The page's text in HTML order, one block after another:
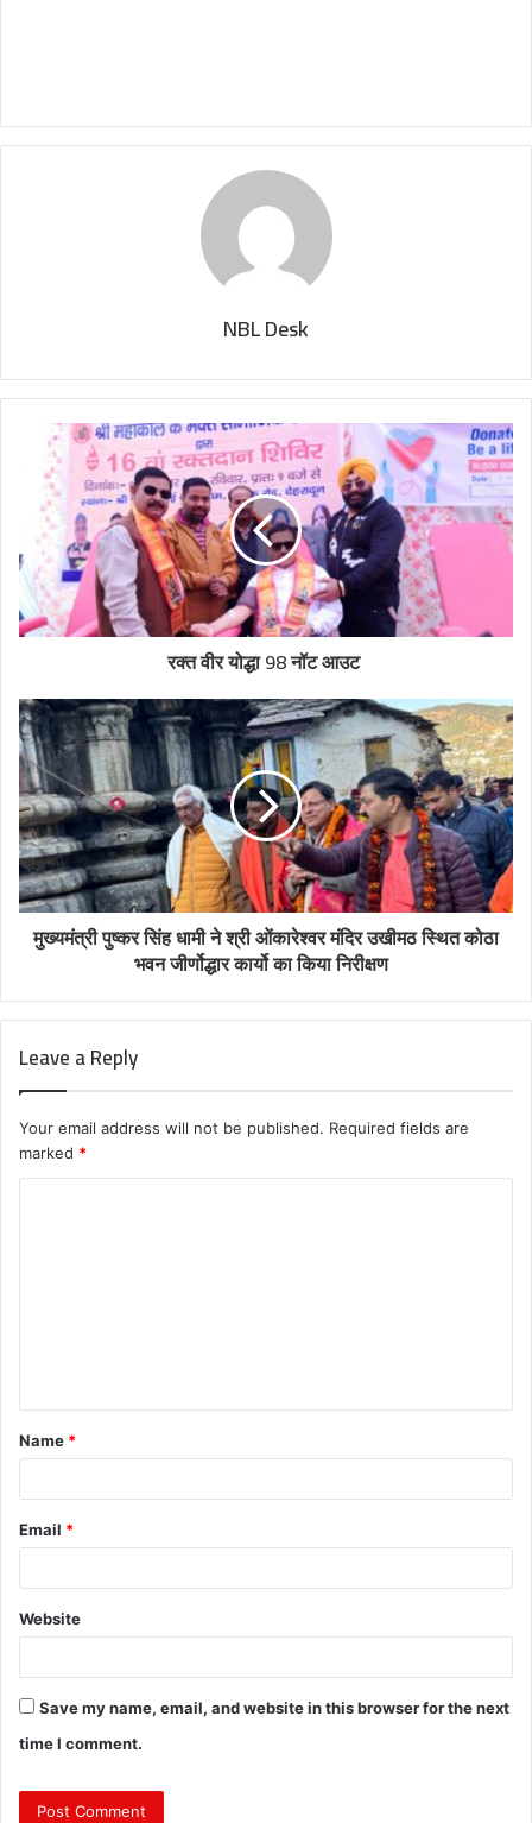
NBL Desk
रक्त वीर योद्धा 98 नॉट आउट
मुख्यमंत्री पुष्कर सिंह धामी ने श्री ओंकारेश्वर मंदिर उखीमठ स्थित कोठा
भवन जीर्णोद्धार कार्यो का किया निरीक्षण
Leave a Reply
Your email address will not be published. Required fields are
marked *
t
*
Name *
Email *
Website
Save my name, email, and website in this browser for the next
time I comment.